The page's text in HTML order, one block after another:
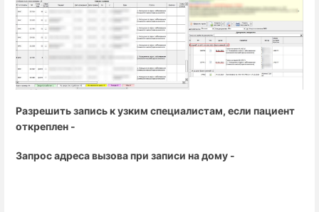
Разрешить запись к узким специалистам, если пациент
откреплен -
Запрос адреса вызова при записи на дому -